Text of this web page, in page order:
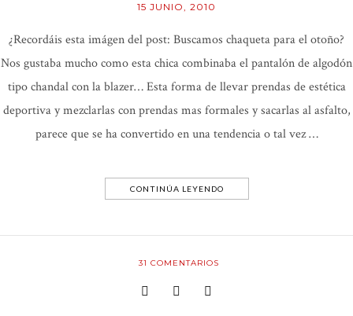
15 JUNIO, 2010
¿Recordáis esta imágen del post: Buscamos chaqueta para el otoño?
Nos gustaba mucho como esta chica combinaba el pantalón de algodón
tipo chandal con la blazer… Esta forma de llevar prendas de estética
deportiva y mezclarlas con prendas mas formales y sacarlas al asfalto,
parece que se ha convertido en una tendencia o tal vez …
CONTINÚA LEYENDO
31 COMENTARIOS